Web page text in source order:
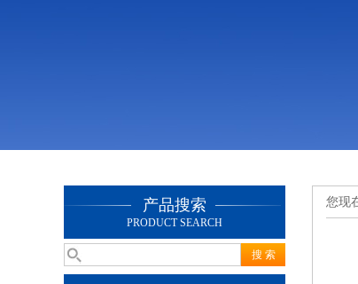
产品搜索
PRODUCT SEARCH
您现